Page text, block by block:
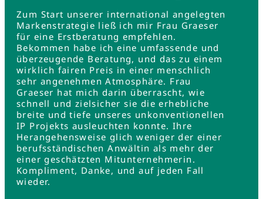
Zum Start unserer international angelegten
Markenstrategie ließ ich mir Frau Graeser
für eine Erstberatung empfehlen.
Bekommen habe ich eine umfassende und
überzeugende Beratung, und das zu einem
wirklich fairen Preis in einer menschlich
sehr angenehmen Atmosphäre. Frau
Graeser hat mich darin überrascht, wie
schnell und zielsicher sie die erhebliche
breite und tiefe unseres unkonventionellen
IP Projekts ausleuchten konnte. Ihre
Herangehensweise glich weniger der einer
berufsständischen Anwältin als mehr der
einer geschätzten Mitunternehmerin.
Kompliment, Danke, und auf jeden Fall
wieder.